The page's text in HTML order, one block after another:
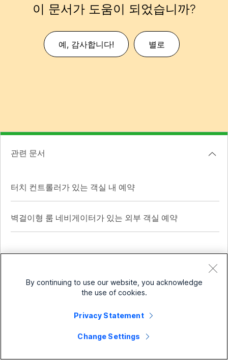
이 문서가 도움이 되었습니까?
예, 감사합니다! 별로
관련 문서
터치 컨트롤러가 있는 객실 내 예약
벽걸이형 룸 네비게이터가 있는 외부 객실 예약
가격
Webex 앱
Meetings
Webex Suite
By continuing to use our website, you acknowledge
the use of cookies.
Privacy Statement
Change Settings